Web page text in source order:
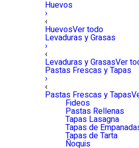
Huevos
›
‹
HuevosVer todo
Levaduras y Grasas
›
‹
Levaduras y GrasasVer
Pastas Frescas y Tapas
›
‹
Pastas Frescas y Tapas
Fideos
Pastas Rellenas
Tapas Lasagna
Tapas de
Tapas de Tarta
Ñoquis